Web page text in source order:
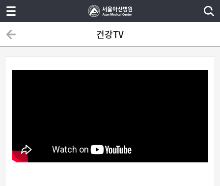
건강TV